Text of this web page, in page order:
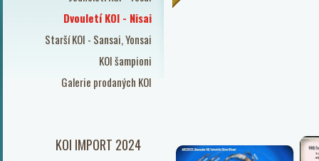
Dvouletí KOI - Nisai
Starší KOI - Sansai, Yonsai
KOI šampioni
Galerie prodaných KOI
KOI IMPORT 2024